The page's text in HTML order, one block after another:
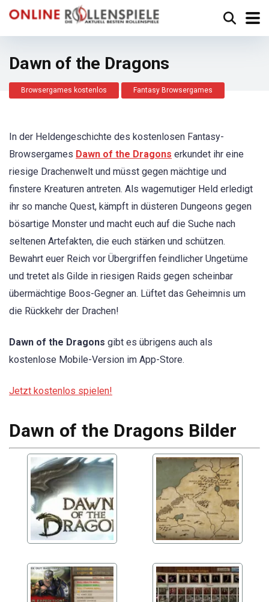
Dawn of the Dragons
Browsergames kostenlos Fantasy Browsergames
In der Heldengeschichte des kostenlosen Fantasy-
Browsergames Dawn of the Dragons erkundet ihr eine
riesige Drachenwelt und müsst gegen mächtige und
finstere Kreaturen antreten. Als wagemutiger Held erledigt
ihr so manche Quest, kämpft in düsteren Dungeons gegen
bösartige Monster und macht euch auf die Suche nach
seltenen Artefakten, die euch stärken und schützen.
Bewahrt euer Reich vor Übergriffen feindlicher Ungetüme
und tretet als Gilde in riesigen Raids gegen scheinbar
übermächtige Boos-Gegner an. Lüftet das Geheimnis um
die Rückkehr der Drachen!
Dawn of the Dragons gibt es übrigens auch als
kostenlose Mobile-Version im App-Store.
Jetzt kostenlos spielen!
Dawn of the Dragons Bilder